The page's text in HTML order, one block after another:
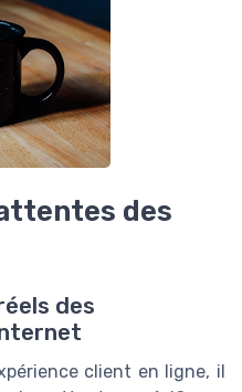
des
des
client en ligne, il